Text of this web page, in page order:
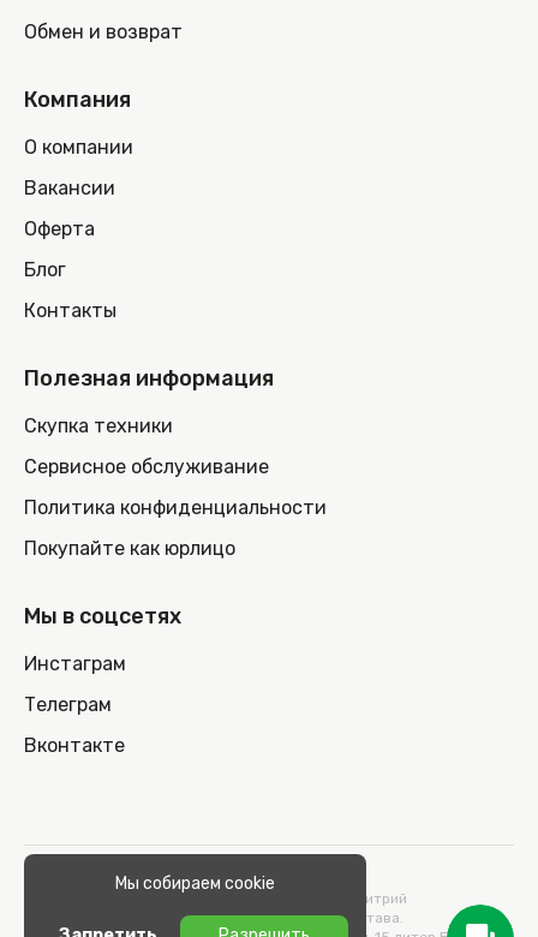
Обмен и возврат
Компания
О компании
Вакансии
Оферта
Блог
Контакты
Полезная информация
Скупка техники
Сервисное обслуживание
Политика конфиденциальности
Покупайте как юрлицо
Мы в соцсетях
Инстаграм
Телеграм
Вконтакте
© 2026 100nout.by,
ООО «СТОНОУТБУКОВ» Директор Метельский Дмитрий
Константинович, действующий на основании Устава.
Мы собираем cookie